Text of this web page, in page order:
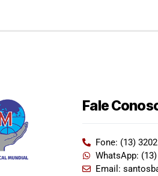
Fale
Fone: (13)
WhatsApp:
Email: